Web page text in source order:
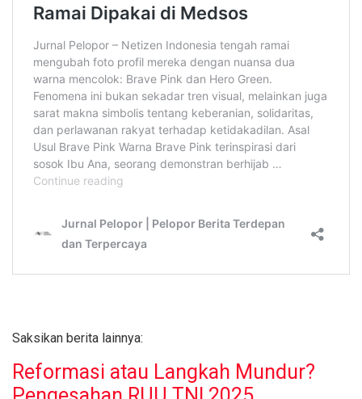
Saksikan berita lainnya:
Reformasi atau Langkah Mundur?